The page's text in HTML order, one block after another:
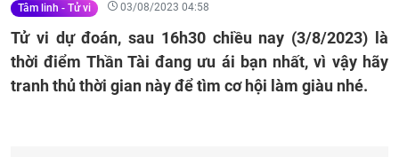
Tâm linh - Tử vi 03/08/2023 04:58
Tử vi dự đoán, sau 16h30 chiều nay (3/8/2023) là
thời điểm Thần Tài đang ưu ái bạn nhất, vì vậy hãy
tranh thủ thời gian này để tìm cơ hội làm giàu nhé.